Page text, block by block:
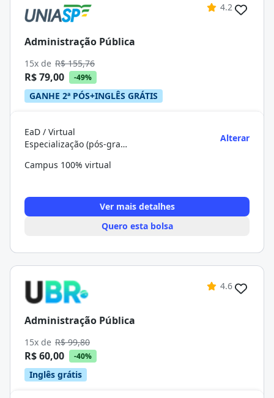
4.2
Administração Pública
15x de R$ 155,76
R$ 79,00 -49%
GANHE 2ª PÓS+INGLÊS GRÁTIS
EaD / Virtual
Especialização (pós-graduação)
Alterar
Campus 100% virtual
Ver mais detalhes
Quero esta bolsa
4.6
Administração Pública
15x de R$ 99,80
R$ 60,00 -40%
Inglês grátis